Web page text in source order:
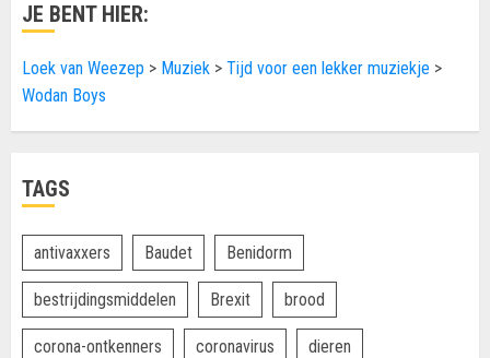
JE BENT HIER:
Loek van Weezep > Muziek > Tijd voor een lekker muziekje >
Wodan Boys
TAGS
antivaxxers Baudet Benidorm
bestrijdingsmiddelen Brexit brood
corona-ontkenners coronavirus dieren